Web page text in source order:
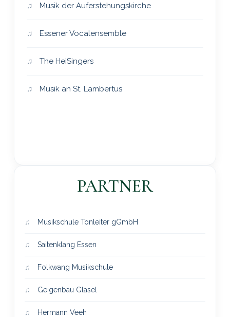
Musik der Auferstehungskirche
Essener Vocalensemble
The HeiSingers
Musik an St. Lambertus
PARTNER
Musikschule Tonleiter gGmbH
Saitenklang Essen
Folkwang Musikschule
Geigenbau Gläsel
Hermann Veeh